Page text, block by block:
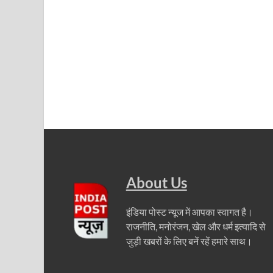
PM Gram Sadak Yojana: प्रधानमंत्री ग्राम सड़क
Manrega Protest: मनरेगा कानून को खत्म किए जाने के
UP Kaushal Disha: कौशल दिशा पोर्टल से ग्रामीण युवाओं को
Nitin Nabin: राष्ट्रीय अध्यक्ष बनने के बाद नितिन नवीन
World Economic Forum: भारत की आर्थिक मजबूती के
About Us
इंडिया पोस्ट न्यूज में आपका स्वागत है।
राजनीति, मनोरंजन, खेल और धर्म इत्यादि से
जुड़ी खबरों के लिए बनें रहें हमारे साथ।